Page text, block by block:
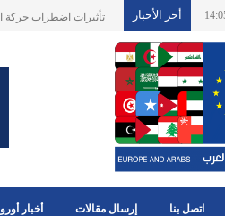
أخر الأخبار الاتحاد الاوروبي :
اتصل بنا إرسال مقالات أخبار